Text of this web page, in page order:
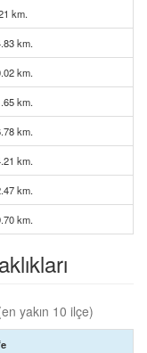
km.
km.
km.
km.
km.
km.
km.
km.
yakın 10 ilçe)